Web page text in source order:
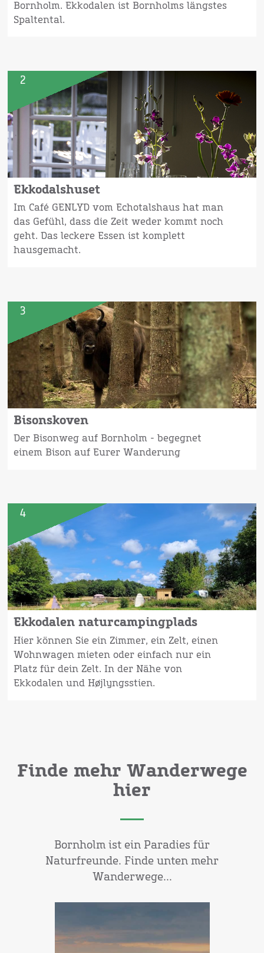
Bornholm. Ekkodalen ist Bornholms längstes
Spaltental.
2
Ekkodalshuset
Im Café GENLYD vom Echotalshaus hat man
das Gefühl, dass die Zeit weder kommt noch
geht. Das leckere Essen ist komplett
hausgemacht.
3
Bisonskoven
Der Bisonweg auf Bornholm - begegnet
einem Bison auf Eurer Wanderung
4
Ekkodalen naturcampingplads
Hier können Sie ein Zimmer, ein Zelt, einen
Wohnwagen mieten oder einfach nur ein
Platz für dein Zelt. In der Nähe von
Ekkodalen und Højlyngsstien.
Finde mehr Wanderwege
hier
Bornholm ist ein Paradies für
Naturfreunde. Finde unten mehr
Wanderwege...